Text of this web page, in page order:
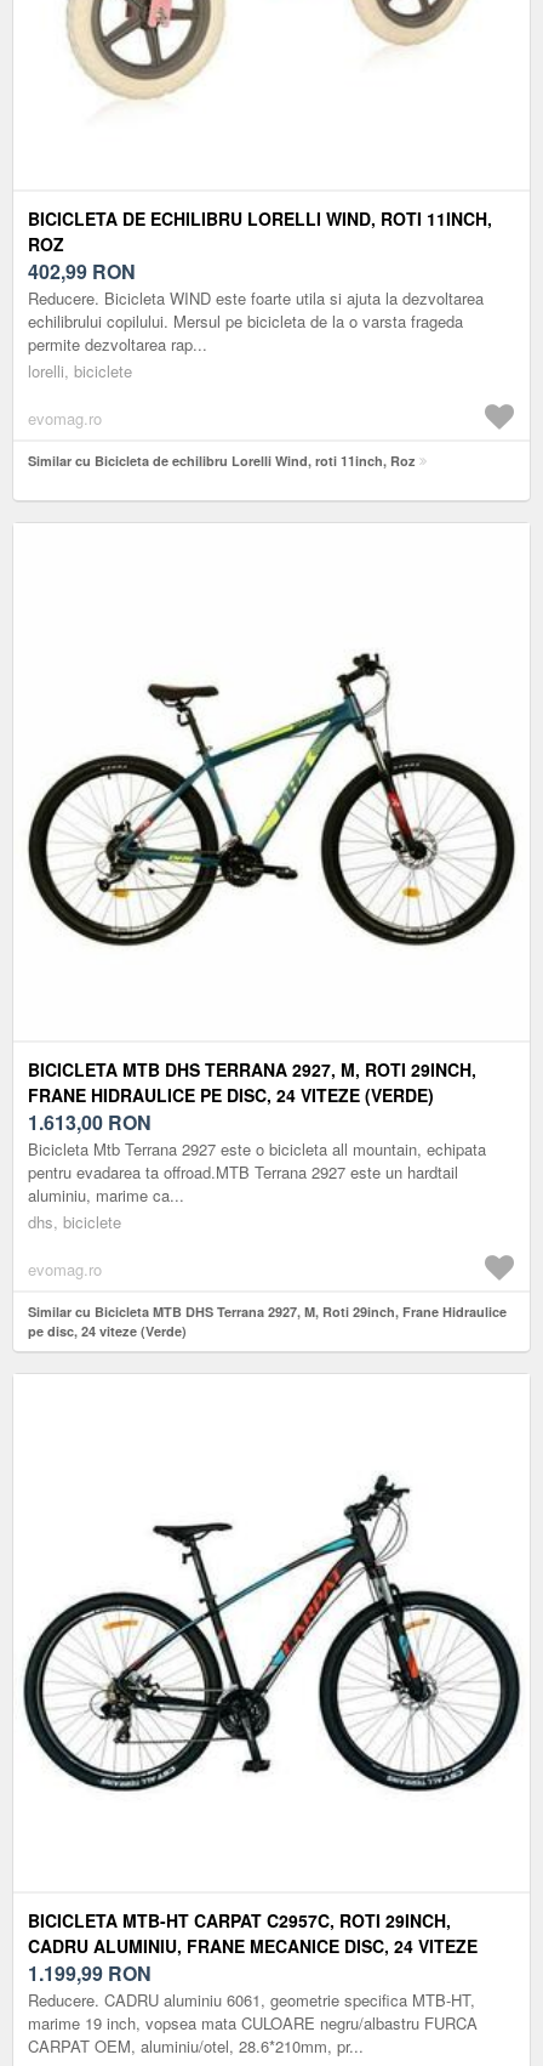
BICICLETA DE ECHILIBRU LORELLI WIND, ROTI 11INCH,
ROZ
402,99 RON
Reducere. Bicicleta WIND este foarte utila si ajuta la dezvoltarea
echilibrului copilului. Mersul pe bicicleta de la o varsta frageda
permite dezvoltarea rap...
lorelli, biciclete
evomag.ro
Similar cu Bicicleta de echilibru Lorelli Wind, roti 11inch, Roz
BICICLETA MTB DHS TERRANA 2927, M, ROTI 29INCH,
FRANE HIDRAULICE PE DISC, 24 VITEZE (VERDE)
1.613,00 RON
Bicicleta Mtb Terrana 2927 este o bicicleta all mountain, echipata
pentru evadarea ta offroad.MTB Terrana 2927 este un hardtail
aluminiu, marime ca...
dhs, biciclete
evomag.ro
Similar cu Bicicleta MTB DHS Terrana 2927, M, Roti 29inch, Frane Hidraulice
pe disc, 24 viteze (Verde)
BICICLETA MTB-HT CARPAT C2957C, ROTI 29INCH,
CADRU ALUMINIU, FRANE MECANICE DISC, 24 VITEZE
(NEGRU/ALBASTRU)
1.199,99 RON
Reducere. CADRU aluminiu 6061, geometrie specifica MTB-HT,
marime 19 inch, vopsea mata CULOARE negru/albastru FURCA
CARPAT OEM, aluminiu/otel, 28.6*210mm, pr...